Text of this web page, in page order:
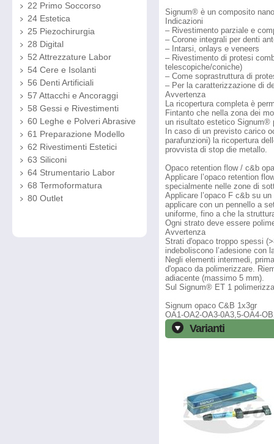
22 Primo Soccorso
24 Estetica
25 Piezochirurgia
28 Digital
52 Attrezzature Labor
54 Cere e Isolanti
56 Denti Artificiali
57 Attacchi e Ancoraggi
58 Gessi e Rivestimenti
60 Leghe e Polveri Abrasive
61 Preparazione Modello
62 Rivestimenti Estetici
63 Siliconi
64 Strumentario Labor
68 Termoformatura
80 Outlet
Signum® è un composito
Indicazioni
– Rivestimento parziale e
– Corone integrali per denti
– Intarsi, onlays e veneers
– Rivestimento di protesi
telescopiche/coniche)
– Come soprastruttura di
– Per la caratterizzazione di
Avvertenza
La ricopertura completa è
Fintanto che nella zona dei
un risultato estetico Signum®
In caso di un previsto carico
parafunzioni) la ricopertura
provvista di stop die metallo.
Opaco retention flow / c&b
Applicare l’opaco retention
specialmente nelle zone di
Applicare l’opaco F c&b su
applicare con un pennello a
uniforme, fino a che la
Ogni strato deve essere
Avvertenza
Strati d'opaco troppo spessi
indeboliscono l’adesione con
Negli elementi intermedi,
d'opaco da polimerizzare.
adiacente (massimo 5 mm).
Sul Signum® ET 1
Signum opaco C&B 1x3gr
OA1-OA2-OA3-0A3,5-OA4-
Varianti